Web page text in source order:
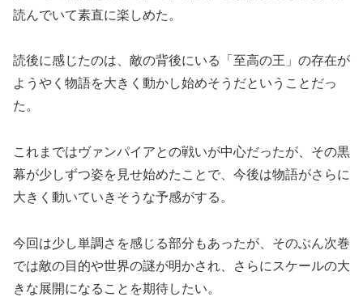
読んでいて素直に楽しめた。
読後に感じたのは、敵の背後にいる「至高の王」の存在が
ようやく物語を大きく動かし始めそうだということだっ
た。
これまではヴァンパイアとの戦いが中心だったが、その黒
幕が少しずつ姿を見せ始めたことで、今後は物語がさらに
大きく動いていきそうな予感がする。
今回は少し単調さを感じる部分もあったが、そのぶん次巻
では敵の目的や世界の謎が明かされ、さらにスケールの大
きな展開になることを期待したい。